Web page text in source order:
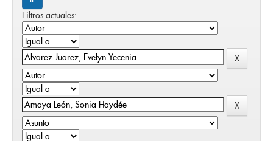
Filtros actuales: